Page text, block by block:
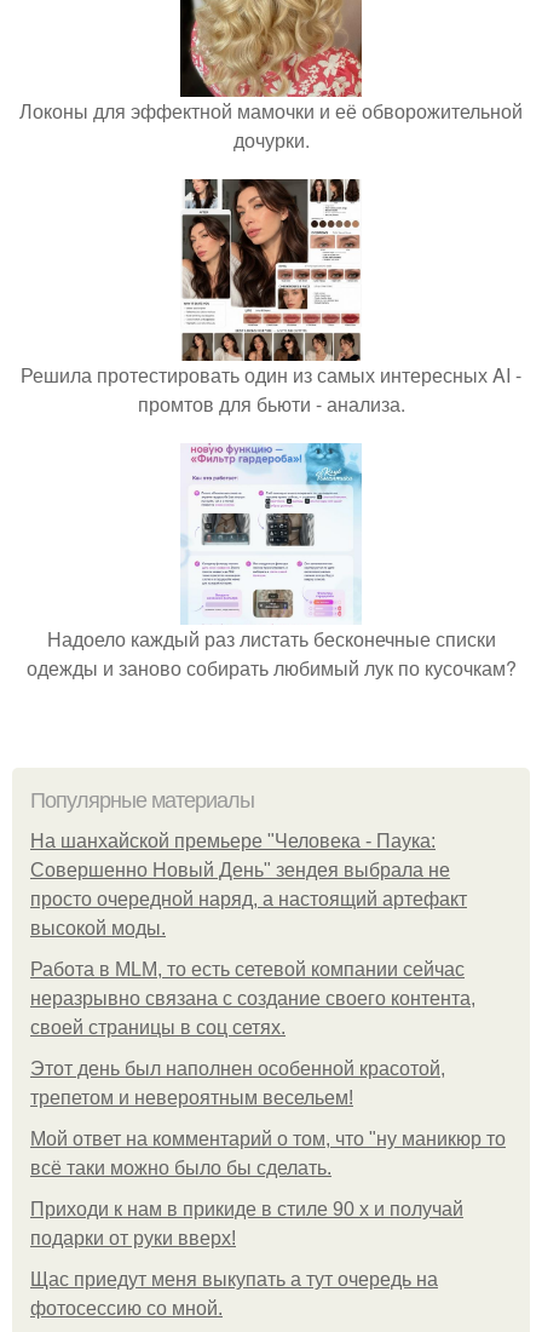
Локоны для эффектной мамочки и её обворожительной
дочурки.
Решила протестировать один из самых интересных AI -
промтов для бьюти - анализа.
Надоело каждый раз листать бесконечные списки
одежды и заново собирать любимый лук по кусочкам?
Популярные материалы
На шанхайской премьере "Человека - Паука:
Совершенно Новый День" зендея выбрала не
просто очередной наряд, а настоящий артефакт
высокой моды.
Работа в MLM, то есть сетевой компании сейчас
неразрывно связана с создание своего контента,
своей страницы в соц сетях.
Этот день был наполнен особенной красотой,
трепетом и невероятным весельем!
Мой ответ на комментарий о том, что "ну маникюр то
всё таки можно было бы сделать.
Приходи к нам в прикиде в стиле 90 х и получай
подарки от руки вверх!
Щас приедут меня выкупать а тут очередь на
фотосессию со мной.